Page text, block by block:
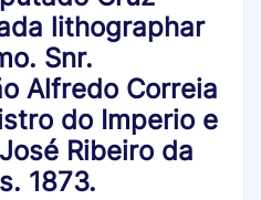
lithographar
Snr.
Alfredo Correia
do Imperio e
Ribeiro da
1873.